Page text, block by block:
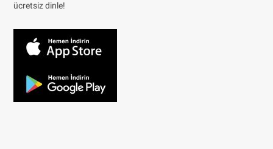
ücretsiz dinle!